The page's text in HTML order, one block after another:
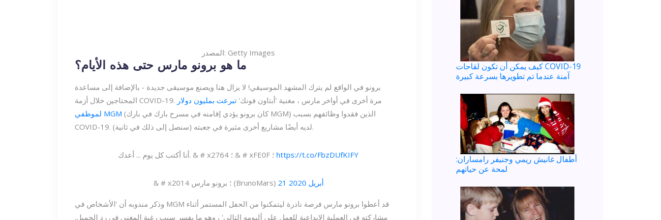
المصدر: Getty Images
ما هو برونو مارس حتى هذه الأيام؟
برونو في الواقع لم يترك المشهد الموسيقي! لا يزال هنا ويصنع موسيقى جديدة - بالإضافة إلى مساعدة
المحتاجين خلال أزمة COVID-19. مرة أخرى في أواخر مارس ، مغنية 'أبتاون فونك' تبرعت بمليون دولار
لموظفي MGM (كان برونو يؤدي إقامته في مسرح بارك في بارك MGM) الذين فقدوا وظائفهم بسبب
COVID-19. لديه أيضًا مشاريع أخرى مثيرة في جعبته (سنصل إلى ذلك في ثانية).
https://t.co/FbzDUfKIFY
& # x2014 ؛ برونو مارس (BrunoMars) 21 أبريل 2020
وذكر مندوبه أن 'الأشخاص في MGM قد أعطوا برونو مارس فرصة نادرة ليتمكنوا من الحفل المستمر أثناء
مشاركته في العملية الإبداعية للعمل على ألبومه التالي' ، وهو ما يفسر سبب رغبة المغني في رد الجميل.
كيف يمكن أن تكون لقاحات COVID-19
آمنة عندما تم تطويرها بسرعة كبيرة
أطفال غانيش ريمي وجنيفر رامساران:
لمحة عن حياتهم